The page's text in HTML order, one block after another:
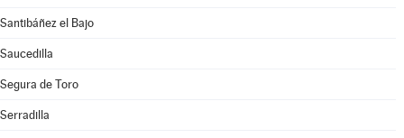
Santibáñez el Bajo
Saucedilla
Segura de Toro
Serradilla